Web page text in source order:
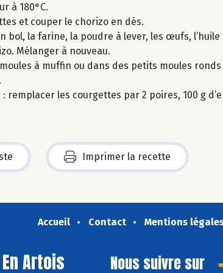
à 180°C.
et couper le chorizo en dés.
bol, la farine, la poudre à lever, les œufs,
Mélanger à nouveau.
à muffin ou dans des petits moules
remplacer les courgettes par 2 poires, 100 g
Imprimer la recette
Accueil Contact Mentions
Artois Nous suivre sur